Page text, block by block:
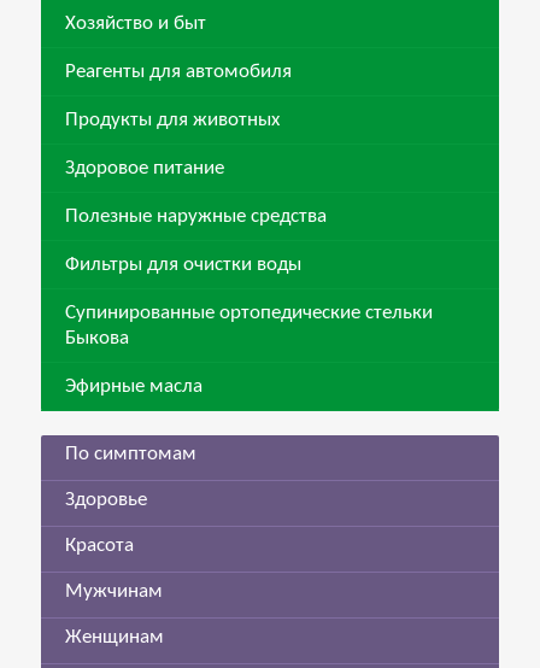
Хозяйство и быт
Реагенты для автомобиля
Продукты для животных
Здоровое питание
Полезные наружные средства
Фильтры для очистки воды
Супинированные ортопедические стельки
Быкова
Эфирные масла
По симптомам
Здоровье
Красота
Мужчинам
Женщинам